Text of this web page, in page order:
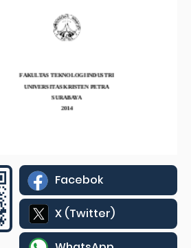
Facebok
X (Twitter)